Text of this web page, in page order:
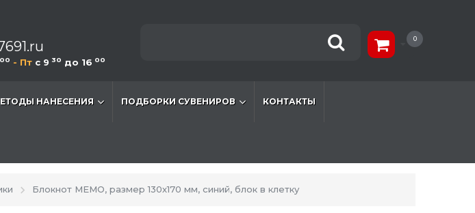
00 - Пт c 9 30 до 16 00
0
НАНЕСЕНИЯ ПОДБОРКИ СУВЕНИРОВ КОНТАКТЫ
Блокнот MEMO, размер 130х170 мм, синий, блок в клетку